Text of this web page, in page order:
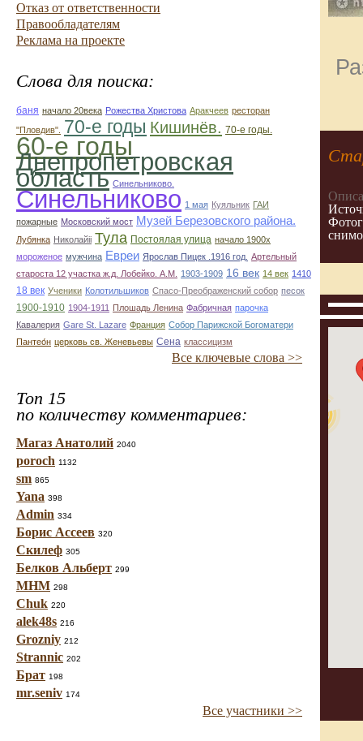
Отказ от ответственности
Правообладателям
Реклама на проекте
Слова для поиска:
баня начало 20века Рожества Христова Аракчеев ресторан
"Пловдив".
70-е годы Кишинёв. 70-е годы.
60-е годы
Днепропетровская
область Синельниково.
Синельниково 1 мая Куяльник ГАИ
пожарные Московский мост Музей Березовского района.
Лубянка Николайii Тула Постоялая улица начало 1900х
мороженое мужчина Евреи Ярослав Пицек .1916 год. Артельный
староста 12 участка ж.д. Лобейко. А.М.
1903-1909 16 век 14 век 1410
18 век Ученики Колотильшиков Спасо-Преображенский собор песок
1900-1910 1904-1911 Плошадь Ленина Фабричная парочка
Кавалерия Gare St. Lazare Франция Собор Парижской Богоматери
Пантео́н церковь св. Женевьевы Сена классицизм
Все ключевые слова >>
Топ 15
по количеству комментариев:
Магаз Анатолий 2040
poroch 1132
sm 865
Yana 398
Admin 334
Борис Ассеев 320
Скилеф 305
Белков Альберт 299
МНМ 298
Chuk 220
alek48s 216
Grozniy 212
Strannic 202
Брат 198
mr.seniv 174
Все участники >>